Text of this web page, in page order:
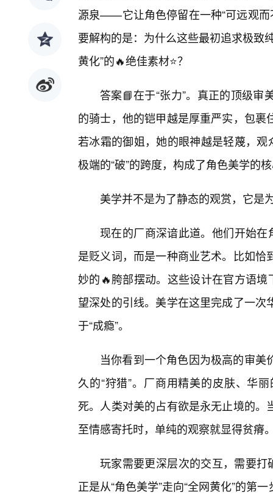
源泉——它让角色停留在一种“可远观而
要解构的是：为什么这些最初追求极致
黄化”的🔥绝佳素材⭐？
答案📘在于“张力”。真正的顶级
的骑士，他的铠甲越是厚重严实，包
若冰霜的御姐，她的眼神越是轻蔑，
极端的“破”的跨度，构成了角色美学的
美学并不是为了静态的观赏，它是
现在的厂商深谙此道。他们开始
是贬义词，而是一种商业艺术。比如
妙的🔥胯部摆动。这些设计在官方语
望深处的引线。美学在这里完成了一
于“成瘾”。
当你看到一个角色因为极高的审
久的“狩猎”。厂商用精美的皮肤、华
死。人类对美的占有欲是永无止境的
至情感寄托时，单纯的观察就显得贫瘠
玩家需要更深层次的交互，需要打
正是从“角色美学”走向“全网黄化”的